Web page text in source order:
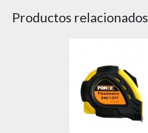
Productos relacionados